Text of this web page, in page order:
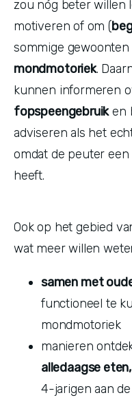
zou nóg beter willen
motiveren of om (
mondmotoriek.
fopspeengebruik en
adviseren als het
omdat de peuter
heeft.
Ook op het gebied
wat meer willen
samen met
functioneel te
mondmotoriek
alledaagse
4-jarigen aan